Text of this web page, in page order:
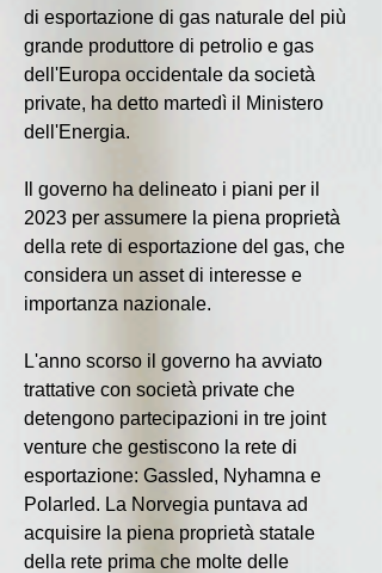
di esportazione di gas naturale del più
grande produttore di petrolio e gas
dell'Europa occidentale da società
private, ha detto martedì il Ministero
dell'Energia.
Il governo ha delineato i piani per il
2023 per assumere la piena proprietà
della rete di esportazione del gas, che
considera un asset di interesse e
importanza nazionale.
L'anno scorso il governo ha avviato
trattative con società private che
detengono partecipazioni in tre joint
venture che gestiscono la rete di
esportazione: Gassled, Nyhamna e
Polarled. La Norvegia puntava ad
acquisire la piena proprietà statale
della rete prima che molte delle